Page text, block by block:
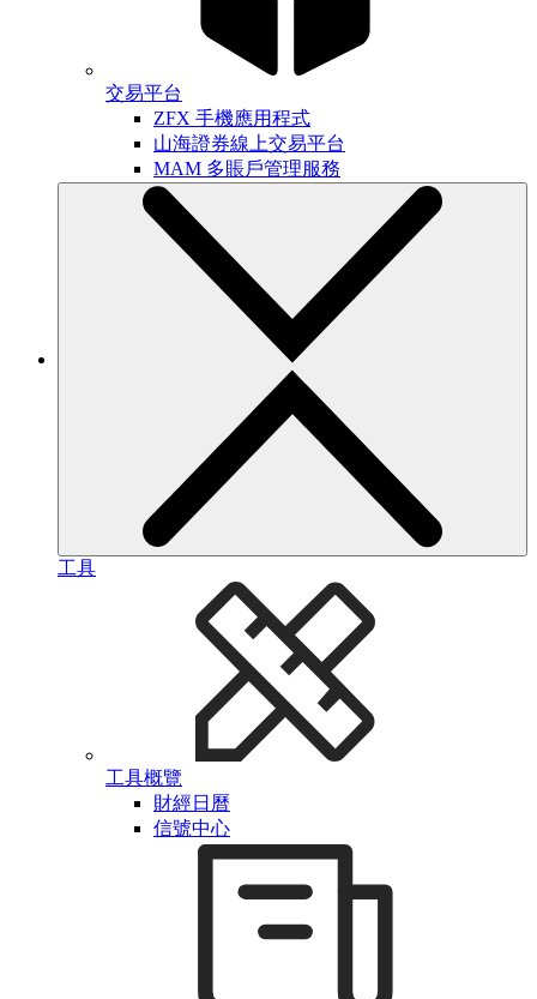
交易平台
ZFX 手機應用程式
山海證券線上交易平台
MAM 多賬戶管理服務
工具
工具概覽
財經日曆
信號中心